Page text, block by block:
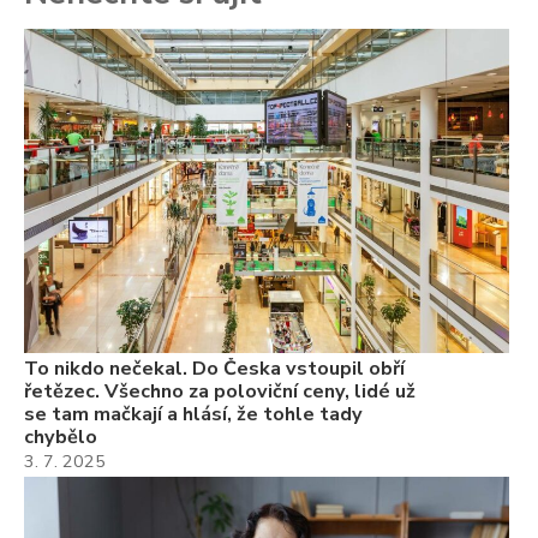
To nikdo nečekal. Do Česka vstoupil obří
řetězec. Všechno za poloviční ceny, lidé už
se tam mačkají a hlásí, že tohle tady
chybělo
3. 7. 2025